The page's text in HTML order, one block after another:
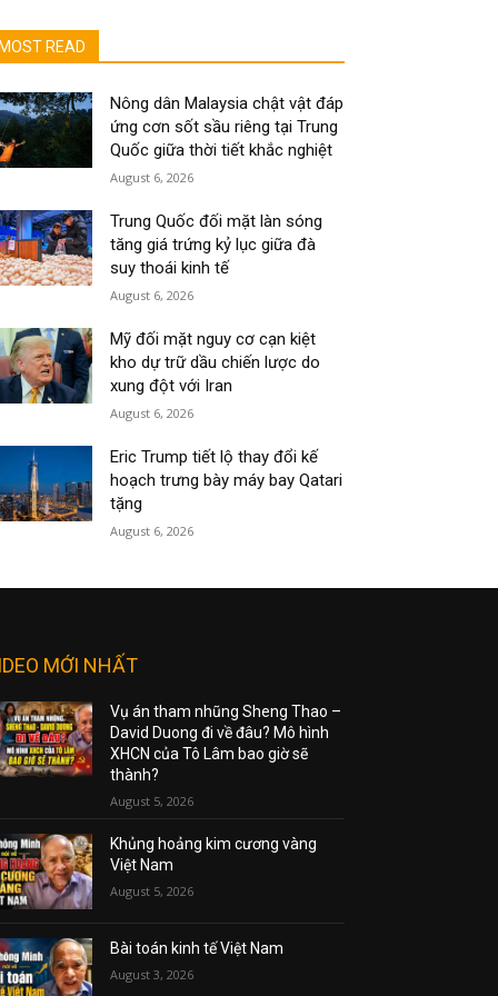
MOST READ
Nông dân Malaysia chật vật đáp
ứng cơn sốt sầu riêng tại Trung
Quốc giữa thời tiết khắc nghiệt
August 6, 2026
Trung Quốc đối mặt làn sóng
tăng giá trứng kỷ lục giữa đà
suy thoái kinh tế
August 6, 2026
Mỹ đối mặt nguy cơ cạn kiệt
kho dự trữ dầu chiến lược do
xung đột với Iran
August 6, 2026
Eric Trump tiết lộ thay đổi kế
hoạch trưng bày máy bay Qatari
tặng
August 6, 2026
MỚI NHẤT
Vụ án tham nhũng Sheng Thao –
David Duong đi về đâu? Mô hình
XHCN của Tô Lâm bao giờ sẽ
thành?
August 5, 2026
Khủng hoảng kim cương vàng
Việt Nam
August 5, 2026
Bài toán kinh tế Việt Nam
August 3, 2026